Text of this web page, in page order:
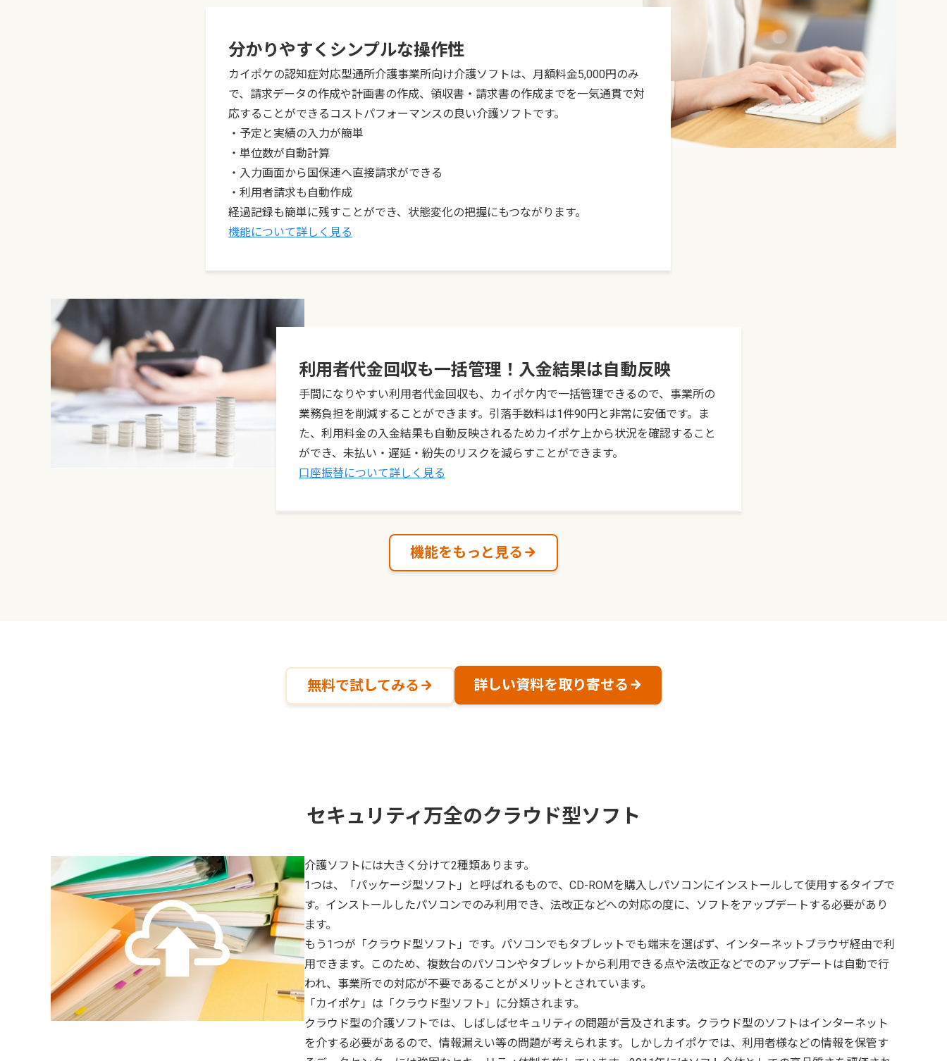
分かりやすくシンプルな操作性
カイポケの認知症対応型通所介護事業所向け介護ソフトは、月額料金5,000円のみ
で、請求データの作成や計画書の作成、領収書・請求書の作成までを一気通貫で対
応することができるコストパフォーマンスの良い介護ソフトです。
・予定と実績の入力が簡単
・単位数が自動計算
・入力画面から国保連へ直接請求ができる
・利用者請求も自動作成
経過記録も簡単に残すことができ、状態変化の把握にもつながります。
機能について詳しく見る
利用者代金回収も一括管理！入金結果は自動反映
手間になりやすい利用者代金回収も、カイポケ内で一括管理できるので、事業所の
業務負担を削減することができます。引落手数料は1件90円と非常に安価です。ま
た、利用料金の入金結果も自動反映されるためカイポケ上から状況を確認すること
ができ、未払い・遅延・紛失のリスクを減らすことができます。
口座振替について詳しく見る
機能をもっと見る
無料で試してみる 詳しい資料を取り寄せる
セキュリティ万全のクラウド型ソフト
介護ソフトには大きく分けて2種類あります。
1つは、「パッケージ型ソフト」と呼ばれるもので、CD-ROMを購入しパソコンにインストールして使用するタイプで
す。インストールしたパソコンでのみ利用でき、法改正などへの対応の度に、ソフトをアップデートする必要があり
ます。
もう1つが「クラウド型ソフト」です。パソコンでもタブレットでも端末を選ばず、インターネットブラウザ経由で利
用できます。このため、複数台のパソコンやタブレットから利用できる点や法改正などでのアップデートは自動で行
われ、事業所での対応が不要であることがメリットとされています。
「カイポケ」は「クラウド型ソフト」に分類されます。
クラウド型の介護ソフトでは、しばしばセキュリティの問題が言及されます。クラウド型のソフトはインターネット
を介する必要があるので、情報漏えい等の問題が考えられます。しかしカイポケでは、利用者様などの情報を保管す